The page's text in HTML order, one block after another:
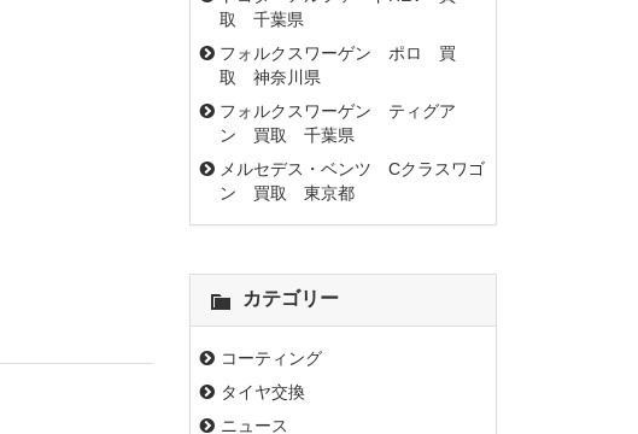
取 千葉県
フォルクスワーゲン ポロ 買
取 神奈川県
フォルクスワーゲン ティグア
ン 買取 千葉県
メルセデス・ベンツ Cクラスワゴ
ン 買取 東京都
カテゴリー
コーティング
タイヤ交換
ニュース